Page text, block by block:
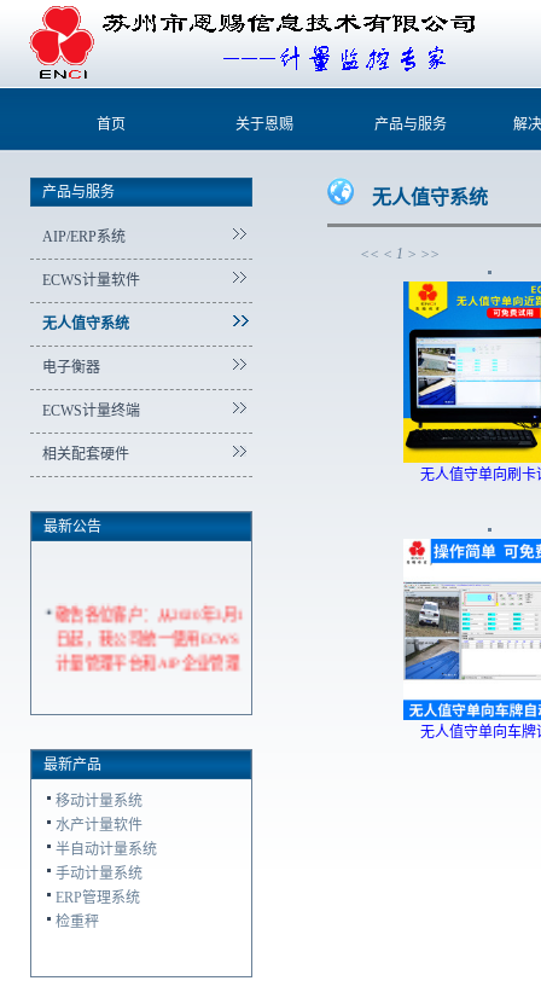
首页 关于恩赐 产品与服务 解
产品与服务
AIP/ERP系统
ECWS计量软件
无人值守系统
电子衡器
ECWS计量终端
相关配套硬件
最新公告
敬告各位客户：从2020年3月1
日起，我公司统一使用ECWS
计量管理平台和AIP企业管理
最新产品
移动计量系统
水产计量软件
半自动计量系统
手动计量系统
ERP管理系统
检重秤
无人值守系统
<< < 1 > >>
无人值守单向刷卡
无人值守单向车牌